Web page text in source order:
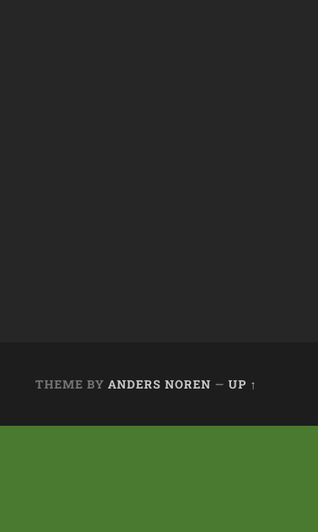
THEME BY ANDERS NOREN — UP ↑